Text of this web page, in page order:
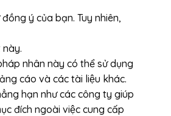
ý của bạn. Tuy nhiên,
này.
nhân này có thể sử dụng
cáo và các tài liệu khác.
hạn như các công ty giúp
đích ngoài việc cung cấp